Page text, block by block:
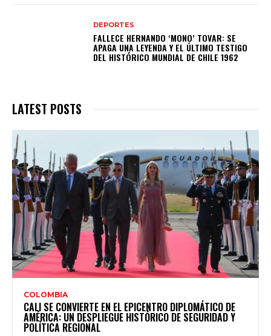
DEPORTES
FALLECE HERNANDO ‘MONO’ TOVAR: SE
APAGA UNA LEYENDA Y EL ÚLTIMO TESTIGO
DEL HISTÓRICO MUNDIAL DE CHILE 1962
LATEST POSTS
COLOMBIA
CALI SE CONVIERTE EN EL EPICENTRO DIPLOMÁTICO DE
AMÉRICA: UN DESPLIEGUE HISTÓRICO DE SEGURIDAD Y
POLÍTICA REGIONAL